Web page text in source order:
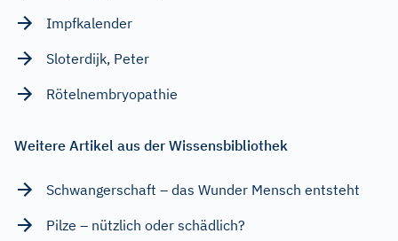
Impfkalender
Sloterdijk, Peter
Rötelnembryopathie
Weitere Artikel aus der Wissensbibliothek
Schwangerschaft – das Wunder Mensch entsteht
Pilze – nützlich oder schädlich?